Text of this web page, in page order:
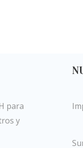
para
y